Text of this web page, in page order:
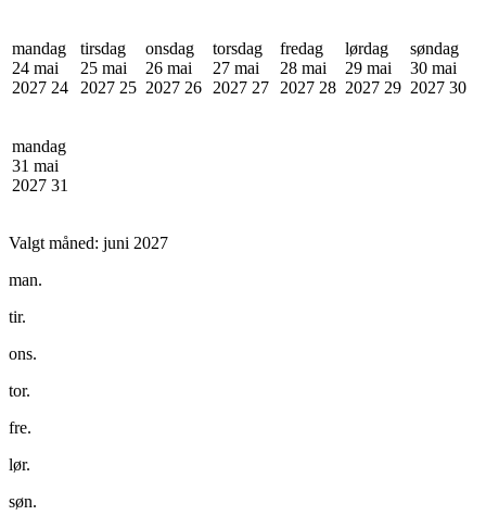
mandag
24 mai
2027 24
tirsdag
25 mai
2027 25
onsdag
26 mai
2027 26
torsdag
27 mai
2027 27
fredag
28 mai
2027 28
lørdag
29 mai
2027 29
søndag
30 mai
2027 30
mandag
31 mai
2027 31
Valgt måned: juni 2027
man.
tir.
ons.
tor.
fre.
lør.
søn.